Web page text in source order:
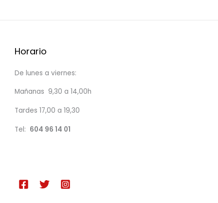
Horario
De lunes a viernes:
Mañanas 9,30 a 14,00h
Tardes 17,00 a 19,30
Tel: 604 96 14 01